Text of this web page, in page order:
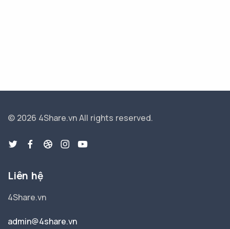
© 2026 4Share.vnAll rights reserved.
Liên hệ
4Share.vn
admin@4share.vn